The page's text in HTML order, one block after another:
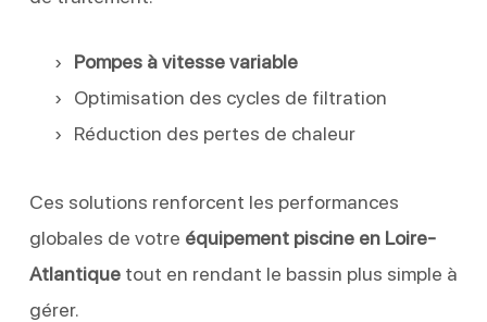
Pompes à vitesse variable
Optimisation des cycles de filtration
Réduction des pertes de chaleur
Ces solutions renforcent les performances
globales de votre équipement piscine en Loire-
Atlantiquetout en rendant le bassin plus simple à
gérer.